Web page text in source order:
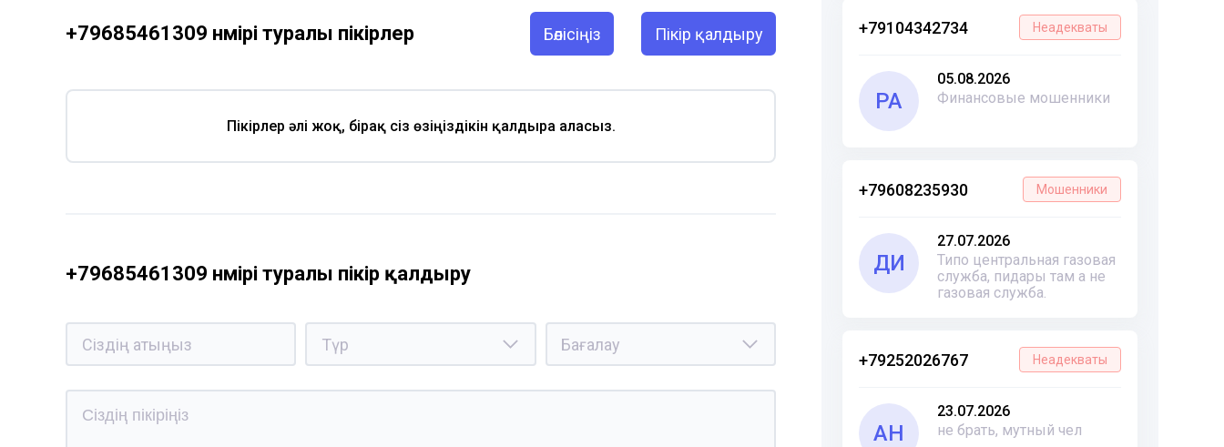
+79104342734 Неадекваты
РА
05.08.2026
Финансовые мошенники
+79608235930 Мошенники
ДИ
27.07.2026
Типо центральная газовая
служба, пидары там а не
газовая служба.
+79252026767 Неадекваты
АН
23.07.2026
не брать, мутный чел
+79685461309 нөмірі туралы пікірлер Бөлісіңіз Пікір қалдыру
Пікірлер әлі жоқ, бірақ сіз өзіңіздікін қалдыра аласыз.
+79685461309 нөмірі туралы пікір қалдыру